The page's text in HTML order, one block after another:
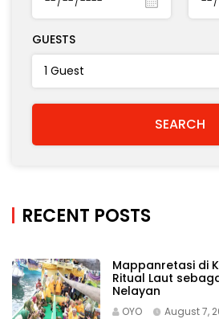
GUESTS
RECENT POSTS
Mappanretasi di
Ritual Laut
Nelayan
OYO
August 7,